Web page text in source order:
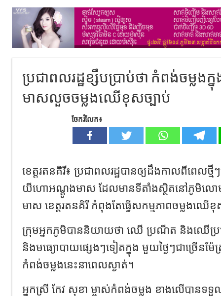
ប្រជាពលរដ្ឋខ្សឹបប្រាប់ថា កំពង់ចម្លង
មាសលួចចម្លងឈើខុសច្បាប់
ចែករំលែក៖
ខេត្តរតនគិរី៖ ប្រជាពលរដ្ឋបានឲ្យដឹងកាលពីពេលថ្
យីហោអណ្តូងមាស ដែលមានទីតាំងស្ថិតនៅភូមិល
មាស ខេត្តរតនគិរី កំពុងតែធ្វើសកម្មភាពចម្លងឈើខុ
ក្រុមអ្នកភូមិបាននិយាយថា ឈើ ប្រណីត និងឈើប្រ
និងមធ្យោបាយផ្សេងៗទៀតក្នុង មួយថ្ងៃៗជាច្រើនម៉ែ
កំពង់ចម្លងនេះនាពេលស្ងាត់។
អ្នកស្រី កែវ សុខា ម្ចាស់កំពង់ចម្លង ខាងលើបានទ